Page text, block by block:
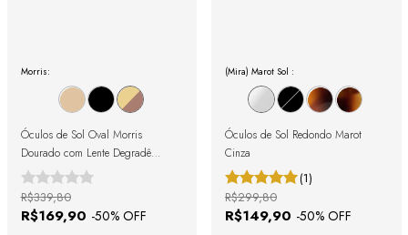
Morris:
Óculos de Sol Oval Morris
Dourado com Lente Degradê
Marrom
R$169,90 -50% OFF
R$339,80
(Mira) Marot Sol :
Óculos de Sol Redondo Marot
Cinza
(1)
R$149,90 -50% OFF
R$299,80